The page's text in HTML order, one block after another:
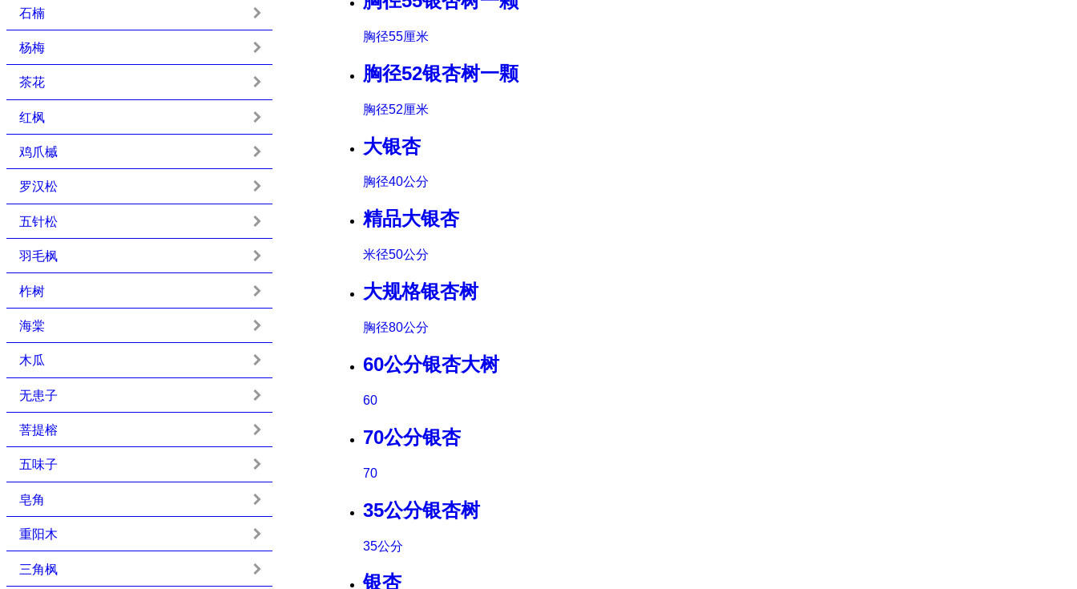
胸径55厘米
胸径52银杏树一颗
胸径52厘米
大银杏
胸径40公分
精品大银杏
米径50公分
大规格银杏树
胸径80公分
60公分银杏大树
60
70公分银杏
70
35公分银杏树
35公分
银杏
石楠
杨梅
茶花
红枫
鸡爪槭
罗汉松
五针松
羽毛枫
柞树
海棠
木瓜
无患子
菩提榕
五味子
皂角
重阳木
三角枫